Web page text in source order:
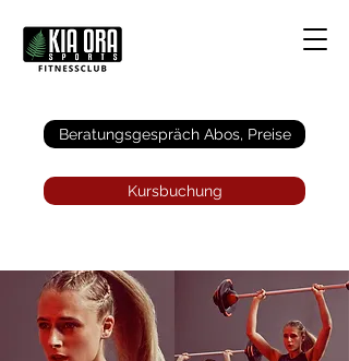
Beratungsgespräch Abos, Preise
Kursbuchung